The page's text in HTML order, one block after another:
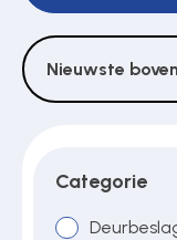
Sloten
Toegangscontrole
Toegangsverlening
Nieuwste
Categorie